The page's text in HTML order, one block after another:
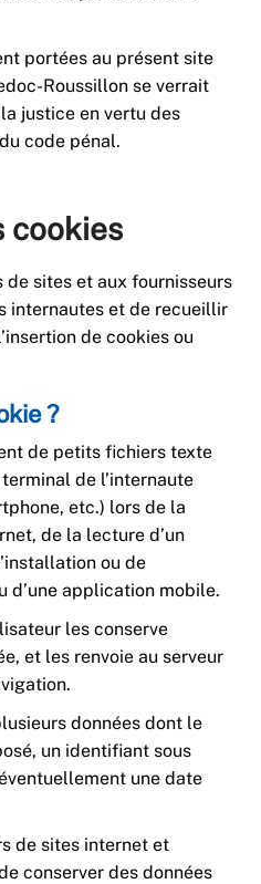
portées au présent site
Roussillon se verrait
justice en vertu des
code pénal.
cookies
sites et aux fournisseurs
internautes et de recueillir
de cookies ou
?
de petits fichiers texte
de l’internaute
etc.) lors de la
de la lecture d’un
ou de
d’une application mobile.
les conserve
et les renvoie au serveur
données dont le
un identifiant sous
une date
de sites internet et
conserver des données